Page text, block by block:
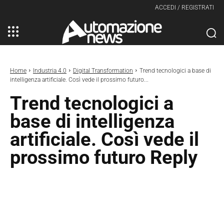
ACCEDI / REGISTRATI
Home Industria 4.0 Digital Transformation
Trend tecnologici a base di
intelligenza artificiale. Così vede il prossimo futuro...
Trend tecnologici a
base di intelligenza
artificiale. Così vede il
prossimo futuro Reply